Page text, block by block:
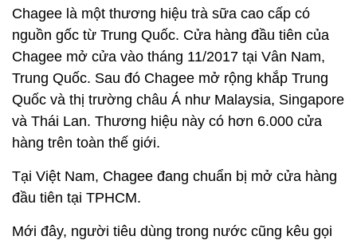
Chagee là một thương hiệu trà sữa cao cấp có
nguồn gốc từ Trung Quốc. Cửa hàng đầu tiên của
Chagee mở cửa vào tháng 11/2017 tại Vân Nam,
Trung Quốc. Sau đó Chagee mở rộng khắp Trung
Quốc và thị trường châu Á như Malaysia, Singapore
và Thái Lan. Thương hiệu này có hơn 6.000 cửa
hàng trên toàn thế giới.
Tại Việt Nam, Chagee đang chuẩn bị mở cửa hàng
đầu tiên tại TPHCM.
Mới đây, người tiêu dùng trong nước cũng kêu gọi